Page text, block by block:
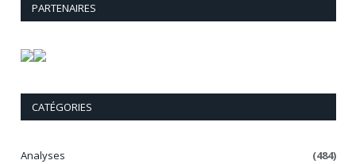
PARTENAIRES
CATÉGORIES
Analyses
(484)